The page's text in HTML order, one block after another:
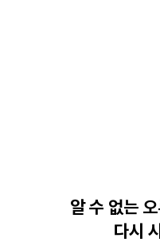
알 수 없는
다시